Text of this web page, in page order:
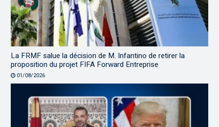
La FRMF salue la décision de M. Infantino de retirer la
proposition du projet FIFA Forward Entreprise
01/08/2026